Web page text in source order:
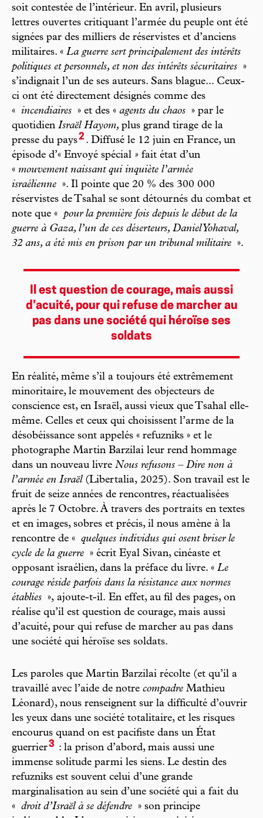
soit contestée de l’intérieur. En avril, plusieurs
lettres ouvertes critiquant l’armée du peuple ont été
signées par des milliers de réservistes et d’anciens
militaires. « La guerre sert principalement des intérêts
politiques et personnels, et non des intérêts sécuritaires »
s’indignait l’un de ses auteurs. Sans blague... Ceux-
ci ont été directement désignés comme des
« incendiaires » et des « agents du chaos » par le
quotidien Israël Hayom, plus grand tirage de la
presse du pays2 . Diffusé le 12 juin en France, un
épisode d’« Envoyé spécial » fait état d’un
« mouvement naissant qui inquiète l’armée
israélienne ». Il pointe que 20 % des 300 000
réservistes de Tsahal se sont détournés du combat et
note que « pour la première fois depuis le début de la
guerre à Gaza, l’un de ces déserteurs, Daniel Yohaval,
32 ans, a été mis en prison par un tribunal militaire ».
Il est question de courage, mais aussi
d’acuité, pour qui refuse de marcher au
pas dans une société qui héroïse ses
soldats
En réalité, même s’il a toujours été extrêmement
minoritaire, le mouvement des objecteurs de
conscience est, en Israël, aussi vieux que Tsahal elle-
même. Celles et ceux qui choisissent l’arme de la
désobéissance sont appelés « refuzniks » et le
photographe Martin Barzilai leur rend hommage
dans un nouveau livre Nous refusons – Dire non à
l’armée en Israël(Libertalia, 2025). Son travail est le
fruit de seize années de rencontres, réactualisées
après le 7 Octobre. À travers des portraits en textes
et en images, sobres et précis, il nous amène à la
rencontre de « quelques individus qui osent briser le
cycle de la guerre » écrit Eyal Sivan, cinéaste et
opposant israélien, dans la préface du livre. « Le
courage réside parfois dans la résistance aux normes
établies », ajoute-t-il. En effet, au fil des pages, on
réalise qu’il est question de courage, mais aussi
d’acuité, pour qui refuse de marcher au pas dans
une société qui héroïse ses soldats.
Les paroles que Martin Barzilai récolte (et qu’il a
travaillé avec l’aide de notre compadre Mathieu
Léonard), nous renseignent sur la difficulté d’ouvrir
les yeux dans une société totalitaire, et les risques
encourus quand on est pacifiste dans un État
guerrier3 : la prison d’abord, mais aussi une
immense solitude parmi les siens. Le destin des
refuzniks est souvent celui d’une grande
marginalisation au sein d’une société qui a fait du
« droit d’Israël à se défendre » son principe